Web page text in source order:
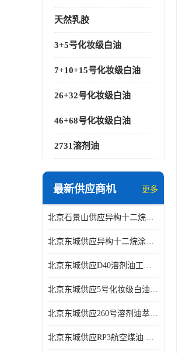
天然乳胶
3+5号化妆级白油
7+10+15号化妆级白油
26+32号化妆级白油
46+68号化妆级白油
2731溶剂油
最新供应商机 更多
北京石景山供应异构十二烷香精助剂
北京东城供应异构十二烷涂料胶粘油墨稀释剂
北京东城供应D40溶剂油工业金属清洗
北京东城供应5号化妆级白油钻井液润滑剂
北京东城供应260号溶剂油萃取溶剂油金属萃取剂
北京东城供应RP3航空煤油 高含量国标工业级航空煤油燃料油 无色透明